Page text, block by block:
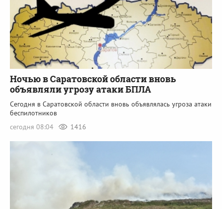
Ночью в Саратовской области вновь
объявляли угрозу атаки БПЛА
Сегодня в Саратовской области вновь объявлялась угроза атаки
беспилотников
сегодня 08:04
1416